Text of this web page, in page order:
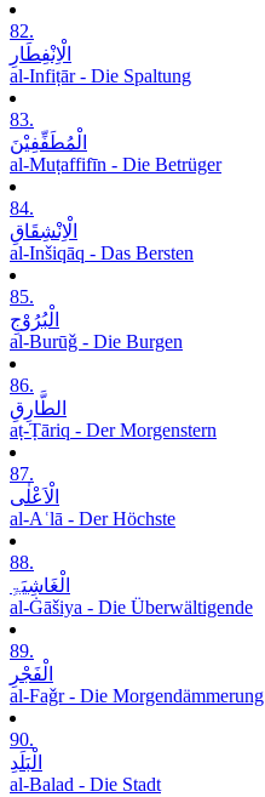
82.
الْاِنْفِطَارِ
al-Infiṭār - Die Spaltung
83.
الْمُطَفِّفِیْنَ
al-Muṭaffifīn - Die Betrüger
84.
الْاِنْشِقَاقِ
al-Inšiqāq - Das Bersten
85.
الْبُرُوْجِ
al-Burūǧ - Die Burgen
86.
الطَّارِقِ
aṭ-Ṭāriq - Der Morgenstern
87.
الْاَعْلٰی
al-Aʿlā - Der Höchste
88.
الْغَاشِیَۃِ
al-Ġāšiya - Die Überwältigende
89.
الْفَجْرِ
al-Faǧr - Die Morgendämmerung
90.
الْبَلَدِ
al-Balad - Die Stadt